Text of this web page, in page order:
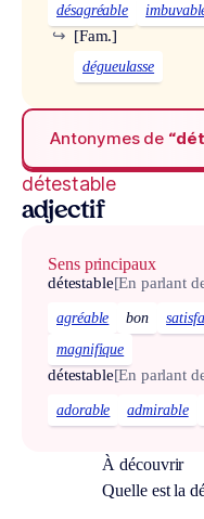
désagréable
[Fam.]
↪
dégueulasse
Antonymes de
détestable
adjectif
Sens principaux
détestable[En parlant
agréable bon
magnifique
détestable[En parlant
adorable admirable
À découvrir
Quelle est la